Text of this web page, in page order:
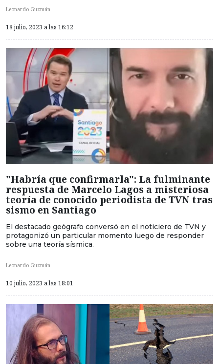
Leonardo Guzmán
18 julio, 2023 a las 16:12
"Habría que confirmarla": La fulminante
respuesta de Marcelo Lagos a misteriosa
teoría de conocido periodista de TVN tras
sismo en Santiago
El destacado geógrafo conversó en el noticiero de TVN y
protagonizó un particular momento luego de responder
sobre una teoría sísmica.
Leonardo Guzmán
10 julio, 2023 a las 18:01